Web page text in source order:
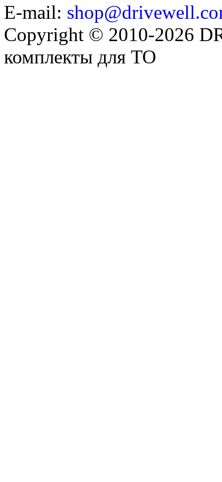
E-mail:
Copyright © 2010-2026
комплекты для ТО